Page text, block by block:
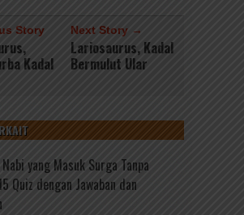
Story
Kadal
Next Story →
Lariosaurus, Kadal
Bermulut Ular
yang Masuk Surga Tanpa
Quiz dengan Jawaban dan